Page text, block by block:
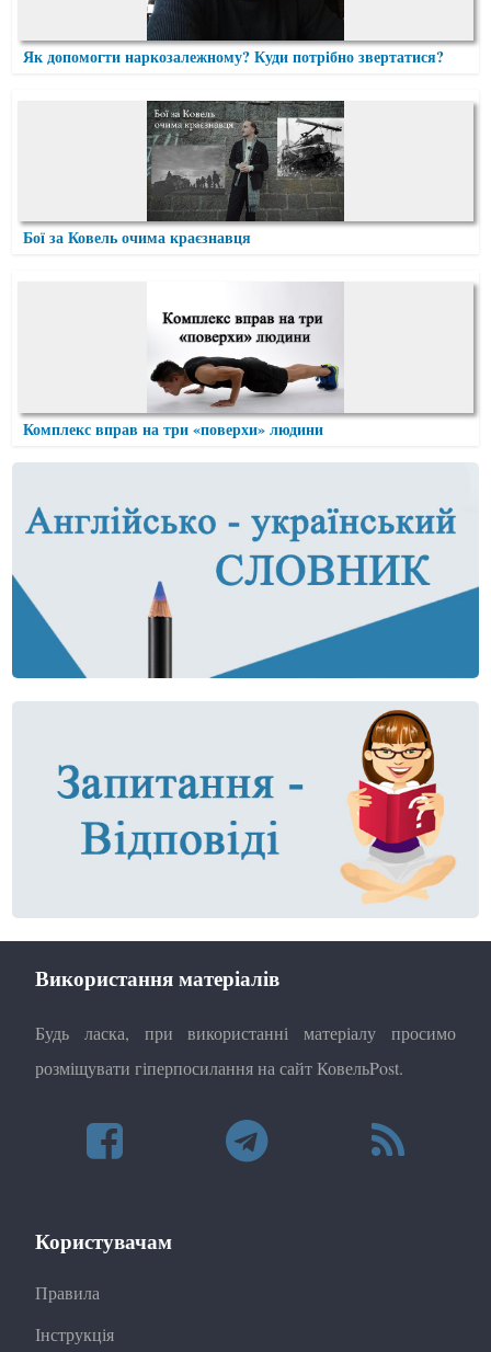
Як допомогти наркозалежному? Куди потрібно звертатися?
Бої за Ковель очима краєзнавця
Комплекс вправ на три «поверхи» людини
Використання матеріалів
Будь ласка, при використанні матеріалу просимо
розміщувати гіперпосилання на сайт КовельPost.
Користувачам
Правила
Інструкція